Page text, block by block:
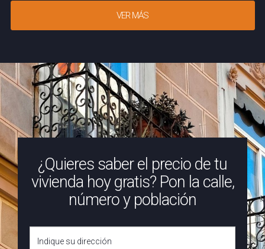
VER MÁS
¿Quieres saber el precio de tu
vivienda hoy gratis? Pon la calle,
número y población